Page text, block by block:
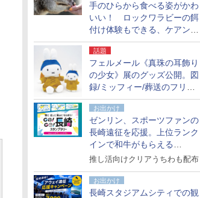
手のひらから食べる姿がかわ
いい！ ロックワラビーの餌
付け体験もできる、ケアンズ
でアサートン高原の日本語ガ
イド付きツアーに参加してみ
た
話題
フェルメール《真珠の耳飾り
の少女》展のグッズ公開。図
録/ミッフィー/葬送のフリー
レンほか、注目ブランドコラ
ボが実現
お出かけ
ゼンリン、スポーツファンの
長崎遠征を応援。上位ランク
インで和牛がもらえる
「GO！GO！長崎スタンプラ
推し活向けクリアうちわも配布
お出かけ
長崎スタジアムシティでの観